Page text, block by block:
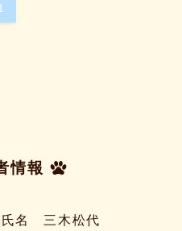
情報
氏名 三木松代